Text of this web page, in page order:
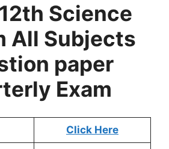
Science
All Subjects
paper
Exam
Click Here